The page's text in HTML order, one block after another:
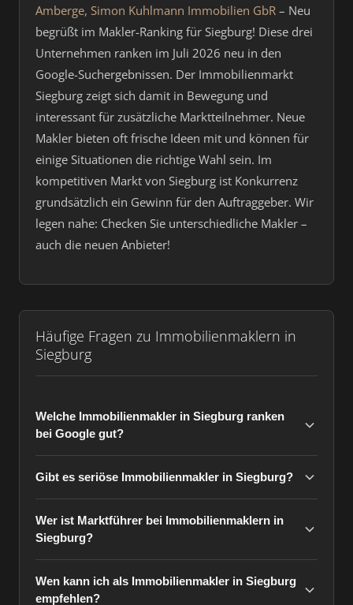
Amberge, Simon Kuhlmann Immobilien GbR – Neu
begrüßt im Makler-Ranking für Siegburg! Diese drei
Unternehmen ranken im Juli 2026 neu in den
Google-Suchergebnissen. Der Immobilienmarkt
Siegburg zeigt sich damit in Bewegung und
interessant für zusätzliche Marktteilnehmer. Neue
Makler bieten oft frische Ideen mit und können für
einige Situationen die richtige Wahl sein. Im
kompetitiven Markt von Siegburg ist Konkurrenz
grundsätzlich ein Gewinn für den Auftraggeber. Wir
legen nahe: Checken Sie unterschiedliche Makler –
auch die neuen Anbieter!
Häufige Fragen zu Immobilienmaklern in
Siegburg
Welche Immobilienmakler in Siegburg ranken
bei Google gut?
Gibt es seriöse Immobilienmakler in Siegburg?
Wer ist Marktführer bei Immobilienmaklern in
Siegburg?
Wen kann ich als Immobilienmakler in Siegburg
empfehlen?